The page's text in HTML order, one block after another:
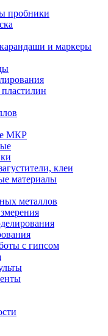
пробники
и маркеры
МКР
клеи
материалы
металлов
с гипсом